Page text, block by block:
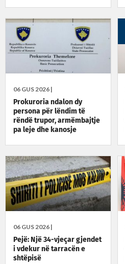
06 GUS 2026 |
Prokuroria ndalon dy
persona për lëndim të
rëndë trupor, armëmbajtje
pa leje dhe kanosje
06 GUS 2026 |
Pejë: Një 34-vjeçar gjendet
i vdekur në tarracën e
shtëpisë